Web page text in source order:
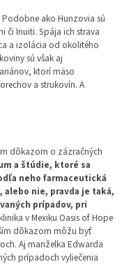
ako Hunzovia sú
či Inuiti. Spája ich strava
a izolácia od okolitého
sú však aj
ktorí mäso
a strukovín. A
dôkazom o zázračných
a štúdie, ktoré sa
neho farmaceutická
nie, pravda je taká,
prípadov, pri
v Mexiku Oasis of Hope
dôkazom môžu byť
Aj manželka Edwarda
prípadoch vyliečenia